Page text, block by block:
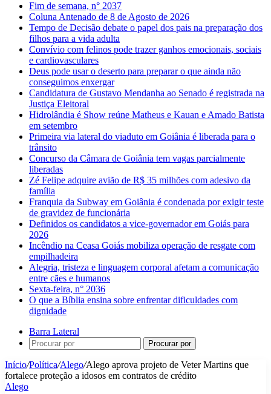
Fim de semana, n° 2037
Coluna Antenado de 8 de Agosto de 2026
Tempo de Decisão debate o papel dos pais na preparação dos
filhos para a vida adulta
Convívio com felinos pode trazer ganhos emocionais, sociais
e cardiovasculares
Deus pode usar o deserto para preparar o que ainda não
conseguimos enxergar
Candidatura de Gustavo Mendanha ao Senado é registrada na
Justiça Eleitoral
Hidrolândia é Show reúne Matheus e Kauan e Amado Batista
em setembro
Primeira via lateral do viaduto em Goiânia é liberada para o
trânsito
Concurso da Câmara de Goiânia tem vagas parcialmente
liberadas
Zé Felipe adquire avião de R$ 35 milhões com adesivo da
família
Franquia da Subway em Goiânia é condenada por exigir teste
de gravidez de funcionária
Definidos os candidatos a vice-governador em Goiás para
2026
Incêndio na Ceasa Goiás mobiliza operação de resgate com
empilhadeira
Alegria, tristeza e linguagem corporal afetam a comunicação
entre cães e humanos
Sexta-feira, n° 2036
O que a Bíblia ensina sobre enfrentar dificuldades com
dignidade
Barra Lateral
Procurar por
Início/Política/Alego/Alego aprova projeto de Veter Martins que
fortalece proteção a idosos em contratos de crédito
Alego